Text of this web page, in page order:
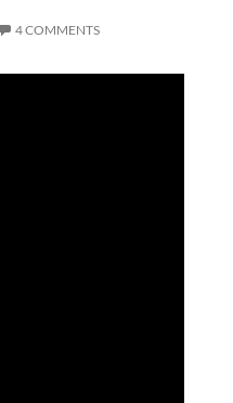
4 COMMENTS